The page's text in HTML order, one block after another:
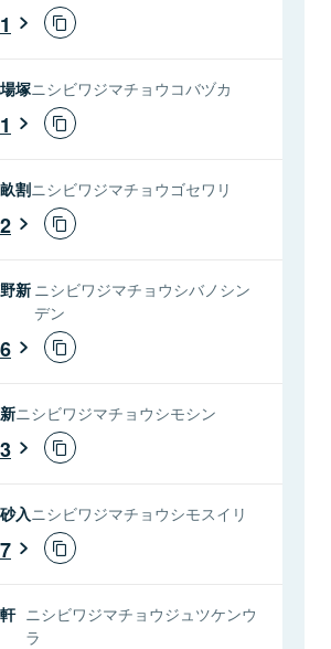
塚ニシビワジマチョウコバヅカ
割ニシビワジマチョウゴセワリ
新 ニシビワジマチョウシバノシン
デン
ニシビワジマチョウシモシン
入 ニシビワジマチョウシモスイリ
ニシビワジマチョウジュツケンウ
ラ